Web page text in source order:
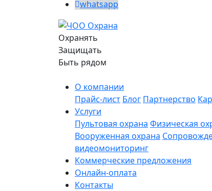
whatsapp
Охранять
Защищать
Быть рядом
О компании
Прайс-лист Блог Партнерство
Услуги
Пультовая охрана Физическая
Вооруженная охрана
видеомониторинг
Коммерческие предложения
Онлайн-оплата
Контакты